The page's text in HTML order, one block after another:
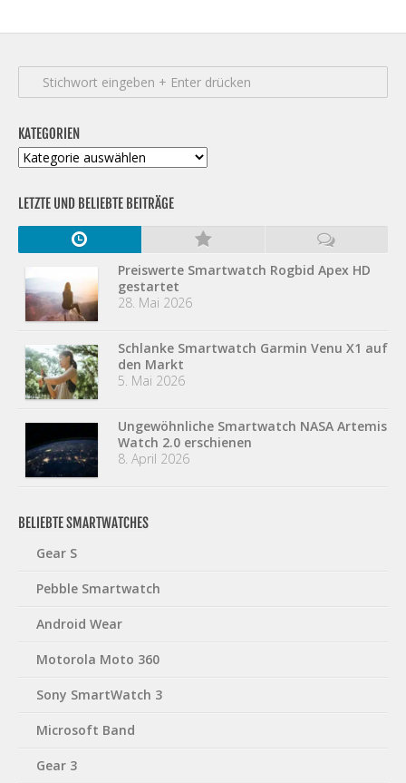
KATEGORIEN
Kategorien
LETZTE UND BELIEBTE BEITRÄGE
Preiswerte Smartwatch Rogbid Apex HD
gestartet
28. Mai 2026
Schlanke Smartwatch Garmin Venu X1 auf
den Markt
5. Mai 2026
Ungewöhnliche Smartwatch NASA Artemis
Watch 2.0 erschienen
8. April 2026
BELIEBTE SMARTWATCHES
Gear S
Pebble Smartwatch
Android Wear
Motorola Moto 360
Sony SmartWatch 3
Microsoft Band
Gear 3